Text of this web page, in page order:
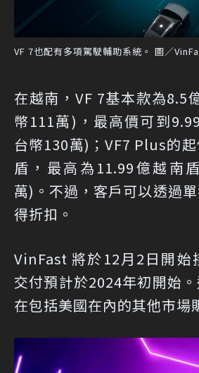
VF 7也配有多項駕駛輔助系統。 圖／
在越南，VF 7基本款為8.5
幣111萬)，最高價可到
台幣130萬)；VF7 Plus的
盾，最高為11.99億越南
萬)。不過，客戶可以透過
得折扣。
VinFast 將於12月2日開始
交付預計於2024年初開始
在包括美國在內的其他市場